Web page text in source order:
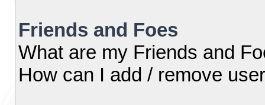
Friends and Foes
What are my Friends and
How can I add / remove